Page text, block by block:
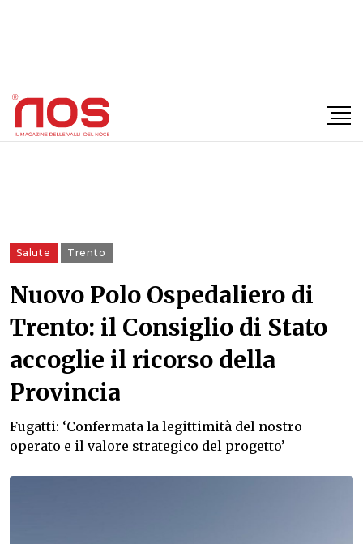
Salute Trento
Nuovo Polo Ospedaliero di
Trento: il Consiglio di Stato
accoglie il ricorso della
Provincia
Fugatti: ‘Confermata la legittimità del nostro
operato e il valore strategico del progetto’